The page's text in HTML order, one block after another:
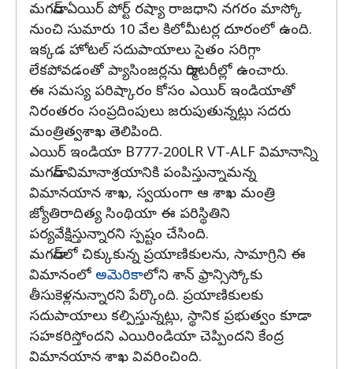
మగడాన్ ఏయిర్ పోర్ట్ రష్యా రాజధాని నగరం మాస్కో
నుంచి సుమారు 10 వేల కిలోమీటర్ల దూరంలో ఉంది.
ఇక్కడ హోటల్ సదుపాయాలు సైతం సరిగ్గా
లేకపోవడంతో ప్యాసింజర్లను డార్మిటరీల్లో ఉంచారు.
ఈ సమస్య పరిష్కారం కోసం ఎయిర్ ఇండియాతో
నిరంతరం సంప్రదింపులు జరుపుతున్నట్లు సదరు
మంత్రిత్వశాఖ తెలిపింది.
ఎయిర్ ఇండియా B777-200LR VT-ALF విమానాన్ని
మగడాన్ విమానాశ్రయానికి పంపిస్తున్నామన్న
విమానయాన శాఖ, స్వయంగా ఆ శాఖ మంత్రి
జ్యోతిరాదిత్య సింథియా ఈ పరిస్థితిని
పర్యవేక్షిస్తున్నారని స్పష్టం చేసింది.
మగడాన్‌లో చిక్కుకున్న ప్రయాణికులను, సామాగ్రిని ఈ
విమానంలో అమెరికాలోని శాన్ ఫ్రాన్సిస్కోకు
తీసుకెళ్లనున్నారని పేర్కొంది. ప్రయాణికులకు
సదుపాయాలు కల్పిస్తున్నట్లు, స్థానిక ప్రభుత్వం కూడా
సహకరిస్తోందని ఎయిరిండియా చెప్పిందని కేంద్ర
విమానయాన శాఖ వివరించింది.